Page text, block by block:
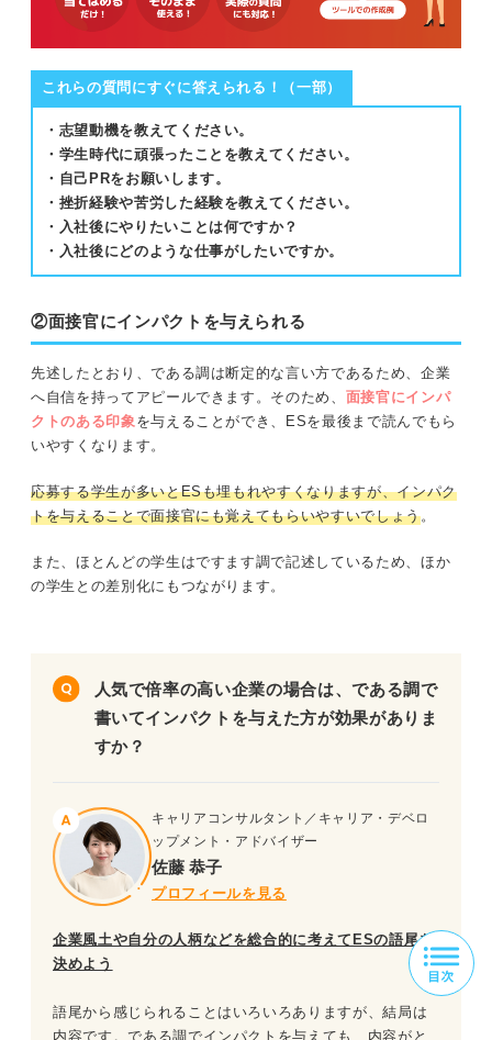
これらの質問にすぐに答えられる！（一部）
・志望動機を教えてください。
・学生時代に頑張ったことを教えてください。
・自己PRをお願いします。
・挫折経験や苦労した経験を教えてください。
・入社後にやりたいことは何ですか？
・入社後にどのような仕事がしたいですか。
②面接官にインパクトを与えられる
先述したとおり、である調は断定的な言い方であるため、企業
へ自信を持ってアピールできます。そのため、 面接官にインパ
クトのある印象を与えることができ、ESを最後まで読んでもら
いやすくなります。
応募する学生が多いとESも埋もれやすくなりますが、インパク
トを与えることで面接官にも覚えてもらいやすいでしょう。
また、ほとんどの学生はですます調で記述しているため、ほか
の学生との差別化にもつながります。
人気で倍率の高い企業の場合は、である調で
書いてインパクトを与えた方が効果がありま
すか？
キャリアコンサルタント／キャリア・デベロ
ップメント・アドバイザー
佐藤 恭子
プロフィールを見る
企業風土や自分の人柄などを総合的に考えてESの語尾を
決めよう
語尾から感じられることはいろいろありますが、結局は
内容です。である調でインパクトを与えても、内容がと